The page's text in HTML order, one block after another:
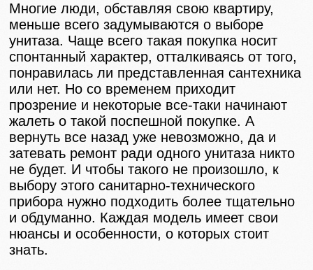
Многие люди, обставляя свою квартиру,
меньше всего задумываются о выборе
унитаза. Чаще всего такая покупка носит
спонтанный характер, отталкиваясь от того,
понравилась ли представленная сантехника
или нет. Но со временем приходит
прозрение и некоторые все-таки начинают
жалеть о такой поспешной покупке. А
вернуть все назад уже невозможно, да и
затевать ремонт ради одного унитаза никто
не будет. И чтобы такого не произошло, к
выбору этого санитарно-технического
прибора нужно подходить более тщательно
и обдуманно. Каждая модель имеет свои
нюансы и особенности, о которых стоит
знать.